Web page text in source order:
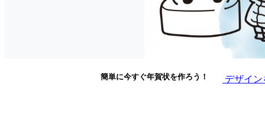
簡単に今すぐ年賀状を作ろう！ デザイ